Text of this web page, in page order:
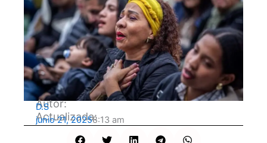
Autor:
D.S
Actualizada:
junio 21, 20258:13 am